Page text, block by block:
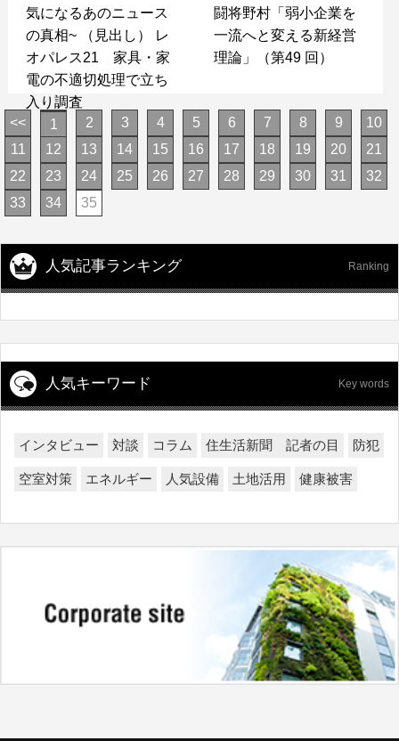
気になるあのニュース
の真相~ （見出し） レ
オパレス21 家具・家
電の不適切処理で立ち
入り調査
闘将野村「弱小企業を
一流へと変える新経営
理論」（第49 回）
<< 1 2 3 4 5 6 7 8 9
10
11
12 13 14 15 16 17 18 19 20
21
22
23 24 25 26 27 28 29 30 31
32
33
34 35
人気記事ランキング Ranking
人気キーワード Key words
インタビュー 対談 コラム 住生活新聞 記者の目 防犯
空室対策 エネルギー 人気設備 土地活用 健康被害